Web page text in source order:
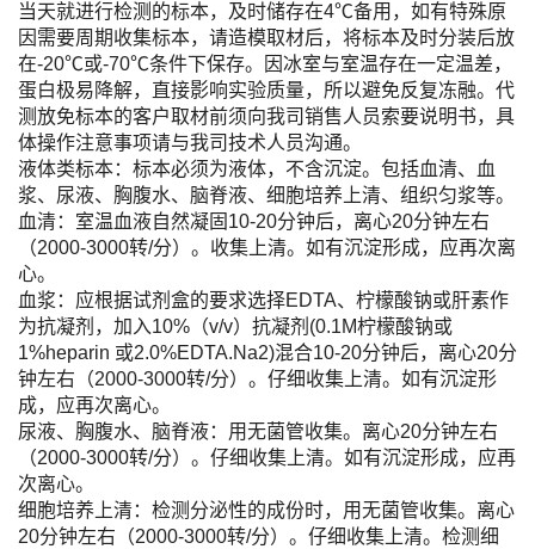
当天就进行检测的标本，及时储存在4℃备用，如有特殊原
因需要周期收集标本，请造模取材后，将标本及时分装后放
在-20℃或-70℃条件下保存。因冰室与室温存在一定温差，
蛋白极易降解，直接影响实验质量，所以避免反复冻融。代
测放免标本的客户取材前须向我司销售人员索要说明书，具
体操作注意事项请与我司技术人员沟通。
液体类标本：标本必须为液体，不含沉淀。包括血清、血
浆、尿液、胸腹水、脑脊液、细胞培养上清、组织匀浆等。
血清：室温血液自然凝固10-20分钟后，离心20分钟左右
（2000-3000转/分）。收集上清。如有沉淀形成，应再次离
心。
血浆：应根据试剂盒的要求选择EDTA、柠檬酸钠或肝素作
为抗凝剂，加入10%（v/v）抗凝剂(0.1M柠檬酸钠或
1%heparin 或2.0%EDTA.Na2)混合10-20分钟后，离心20分
钟左右（2000-3000转/分）。仔细收集上清。如有沉淀形
成，应再次离心。
尿液、胸腹水、脑脊液：用无菌管收集。离心20分钟左右
（2000-3000转/分）。仔细收集上清。如有沉淀形成，应再
次离心。
细胞培养上清：检测分泌性的成份时，用无菌管收集。离心
20分钟左右（2000-3000转/分）。仔细收集上清。检测细